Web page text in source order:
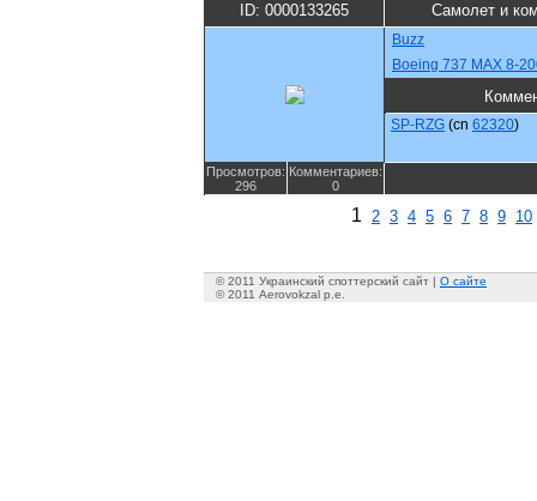
ID: 0000133265 Самолет и
Buzz
Boeing 737 MAX 8-
SP-RZG (cn 62320)
Просмотров:
296
Комментариев:
0
1 2 3 4 5 6 7 8 9 10
© 2011 Украинский споттерский сайт | О сайте
© 2011 Aerovokzal p.e.